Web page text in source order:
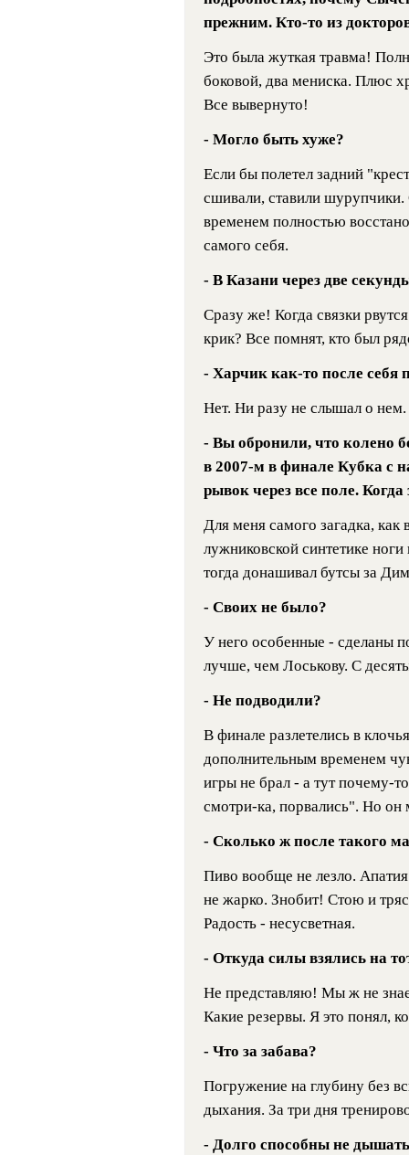
прежним. Кто-то из
Это была жуткая травма!
боковой, два мениска. Плюс
Все вывернуто!
- Могло быть хуже?
Если бы полетел задний
сшивали, ставили шурупчики.
временем полностью
самого себя.
- В Казани через две
Сразу же! Когда связки
крик? Все помнят, кто был
- Харчик как-то после себя
Нет. Ни разу не слышал о нем.
- Вы обронили, что колено
в 2007-м в финале Кубка с
рывок через все поле.
Для меня самого загадка,
лужниковской синтетике
тогда донашивал бутсы за
- Своих не было?
У него особенные - сделаны
лучше, чем Лоськову. С
- Не подводили?
В финале разлетелись в
дополнительным временем
игры не брал - а тут почему-
смотри-ка, порвались". Но
- Сколько ж после такого
Пиво вообще не лезло.
не жарко. Знобит! Стою и
Радость - несусветная.
- Откуда силы взялись на
Не представляю! Мы ж не
Какие резервы. Я это понял,
- Что за забава?
Погружение на глубину без
дыхания. За три дня
- Долго способны не